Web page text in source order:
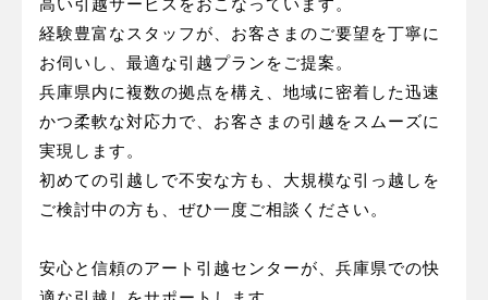
高い引越サービスをおこなっています。
経験豊富なスタッフが、お客さまのご要望を丁寧に
お伺いし、最適な引越プランをご提案。
兵庫県内に複数の拠点を構え、地域に密着した迅速
かつ柔軟な対応力で、お客さまの引越をスムーズに
実現します。
初めての引越しで不安な方も、大規模な引っ越しを
ご検討中の方も、ぜひ一度ご相談ください。
安心と信頼のアート引越センターが、兵庫県での快